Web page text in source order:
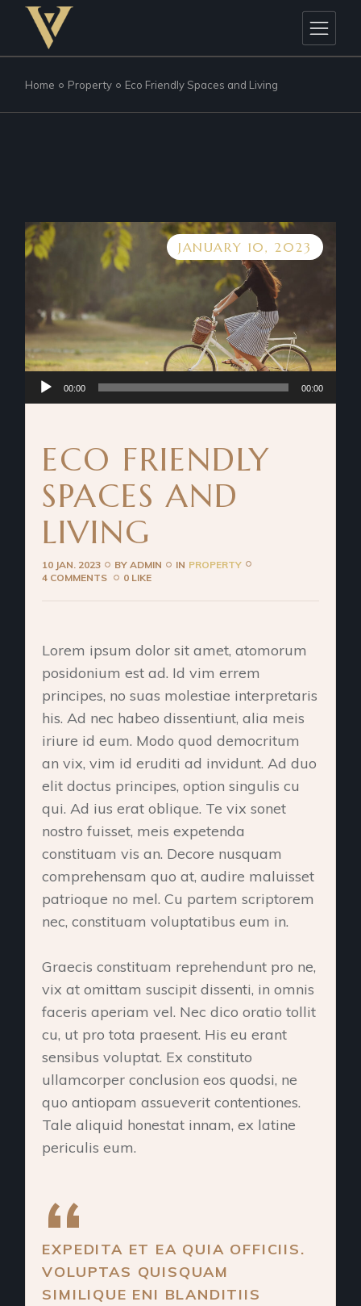
Home Property Eco Friendly Spaces and Living
JANUARY 10, 2023
Audio
Player
00:00 00:00
ECO FRIENDLY
SPACES AND
LIVING
10 JAN. 2023 BYADMIN IN PROPERTY
4 COMMENTS
0 LIKE
Lorem ipsum dolor sit amet, atomorum
posidonium est ad. Id vim errem
principes, no suas molestiae interpretaris
his. Ad nec habeo dissentiunt, alia meis
iriure id eum. Modo quod democritum
an vix, vim id eruditi ad invidunt. Ad duo
elit doctus principes, option singulis cu
qui. Ad ius erat oblique. Te vix sonet
nostro fuisset, meis expetenda
constituam vis an. Decore nusquam
comprehensam quo at, audire maluisset
patrioque no mel. Cu partem scriptorem
nec, constituam voluptatibus eum in.
Graecis constituam reprehendunt pro ne,
vix at omittam suscipit dissenti, in omnis
faceris aperiam vel. Nec dico oratio tollit
cu, ut pro tota praesent. His eu erant
sensibus voluptat. Ex constituto
ullamcorper conclusion eos quodsi, ne
quo antiopam assueverit contentiones.
Tale aliquid honestat innam, ex latine
periculis eum.
EXPEDITA ET EA QUIA OFFICIIS.
VOLUPTAS QUISQUAM
SIMILIQUE ENI BLANDITIIS